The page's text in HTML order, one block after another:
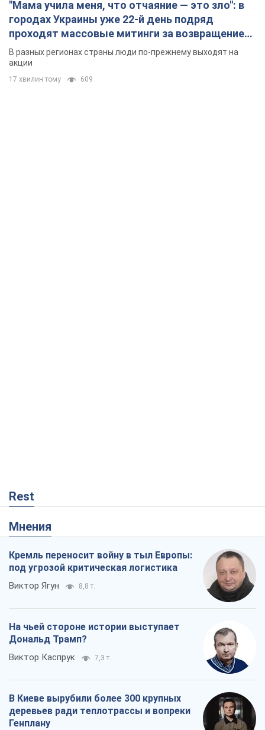
"Мама учила меня, что отчаяние — это зло": в
городах Украины уже 22-й день подряд
проходят массовые митинги за возвращение
Федорова. Фото и видео
В разных регионах страны люди по-прежнему выходят на
акции
17 хвилин тому 609
Rest
Мнения
Кремль переносит войну в тыл Европы:
под угрозой критическая логистика
Виктор Ягун 8,8 т.
На чьей стороне истории выступает
Дональд Трамп?
Виктор Каспрук 7,3 т.
В Киеве вырубили более 300 крупных
деревьев ради теплотрассы и вопреки
Генплану